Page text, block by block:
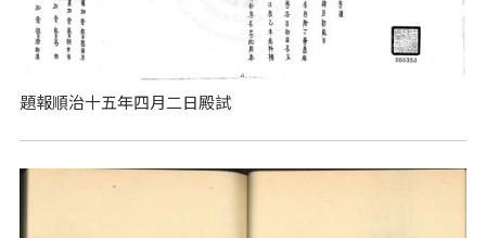
題報順治十五年四月二日殿試